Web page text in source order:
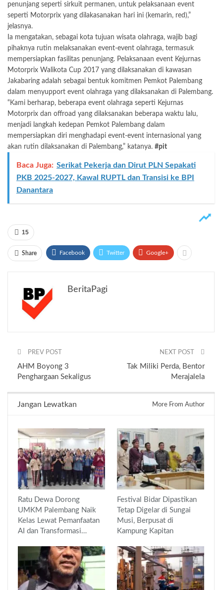
penunjang seperti sirkuit permanen, untuk pelaksanaan event
seperti Motorprix yang dilakasanakan hari ini (kemarin, red),”
jelasnya.
Ia mengatakan, sebagai kota tujuan wisata olahraga, wajib bagi
pihaknya rutin melaksanakan event-event olahraga, termasuk
mempersiapkan fasilitas penunjang. Pelaksanaan event Kejurnas
Motorprix Walikota Cup 2017 yang dilaksanakan di kawasan
Jakabaring adalah sebagai bentuk komitmen Pemkot Palembang
dalam menyupport event olahraga yang dilaksanakan di Palembang.
“Kami berharap, beberapa event olahraga seperti Kejurnas
Motorprix dan offroad yang dilaksanakan beberapa waktu lalu,
menjadi langkah kedepan Pemkot Palembang dalam
mempersiapkan diri menghadapi event-event internasional yang
akan rutin dilaksanakan di Palembang,” katanya. #pit
Baca Juga: Serikat Pekerja dan Dirut PLN Sepakati
PKB 2025-2027, Kawal RUPTL dan Transisi ke BPI
Danantara
15
Share Facebook Twitter Google+
BeritaPagi
PREV POST
AHM Boyong 3
Penghargaan Sekaligus
NEXT POST
Tak Miliki Perda, Bentor
Merajalela
Jangan Lewatkan More From Author
Ratu Dewa Dorong
UMKM Palembang Naik
Kelas Lewat Pemanfaatan
AI dan Transformasi…
Festival Bidar Dipastikan
Tetap Digelar di Sungai
Musi, Berpusat di
Kampung Kapitan